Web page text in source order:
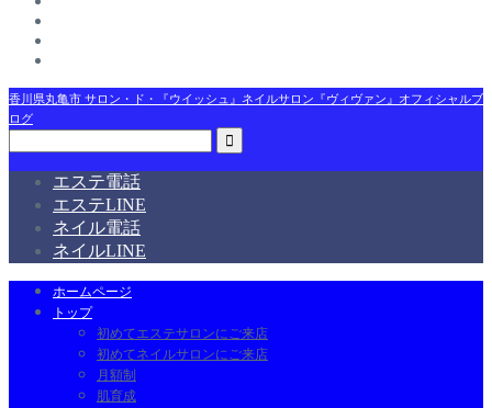
香川県丸亀市 サロン・ド・『ウイッシュ』ネイルサロン『ヴィヴァン』オフィシャルブ
ログ
エステ電話
エステLINE
ネイル電話
ネイルLINE
ホームページ
トップ
初めてエステサロンにご来店
初めてネイルサロンにご来店
月額制
肌育成